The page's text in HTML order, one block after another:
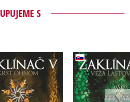
S
V Krst
ohňom (CD)
Sapkowski
Zaklínač
Andrzej